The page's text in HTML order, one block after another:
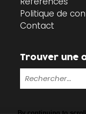
Politique de
Contact
Trouver une